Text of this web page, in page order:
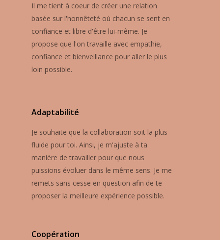
Il me tient à coeur de créer une relation
basée sur l'honnêteté où chacun se sent en
confiance et libre d'être lui-même. Je
propose que l'on travaille avec empathie,
confiance et bienveillance pour aller le plus
loin possible.
Adaptabilité
Je souhaite que la collaboration soit la plus
fluide pour toi. Ainsi, je m'ajuste à ta
manière de travailler pour que nous
puissions évoluer dans le même sens. Je me
remets sans cesse en question afin de te
proposer la meilleure expérience possible.
Coopération